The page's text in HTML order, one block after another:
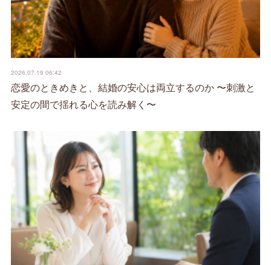
2026.07.19 06:42
恋愛のときめきと、結婚の安心は両立するのか 〜刺激と
安定の間で揺れる心を読み解く〜